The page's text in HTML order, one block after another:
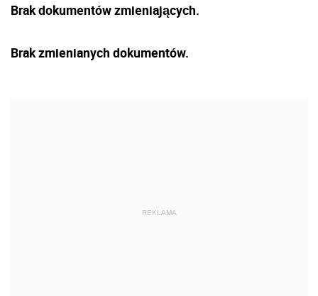
Brak dokumentów zmieniających.
Brak zmienianych dokumentów.